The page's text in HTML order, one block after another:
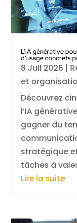
L’IA générative
d’usage concrets
8 Juil 2026 |
et
Découvrez
l’IA
gagner du
stratégique
tâches à
Lire la suite